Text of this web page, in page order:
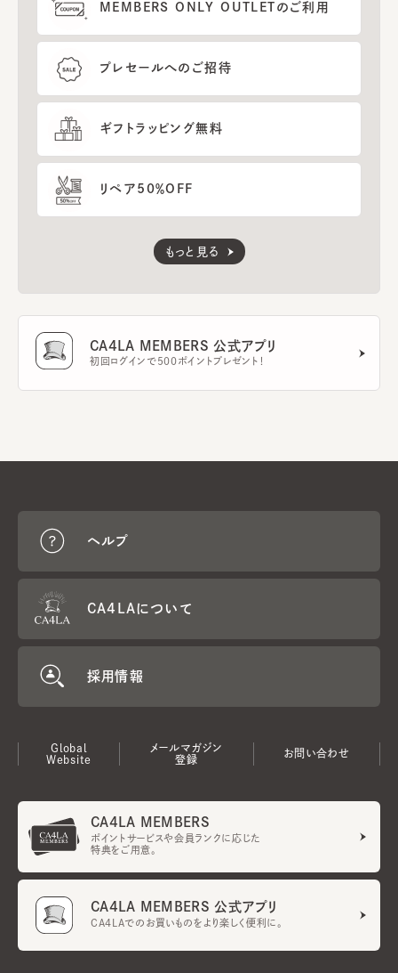
MEMBERS ONLY OUTLETのご利用
プレセールへのご招待
ギフトラッピング無料
リペア50％OFF
もっと見る
CA4LA MEMBERS 公式アプリ
初回ログインで500ポイントプレゼント！
ヘルプ
CA4LAについて
採用情報
Global
Website
メールマガジン
登録
お問い合わせ
CA4LA MEMBERS
ポイントサービスや会員ランクに応じた
特典をご用意。
CA4LA MEMBERS 公式アプリ
CA4LAでのお買いものをより楽しく便利に。